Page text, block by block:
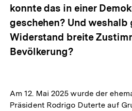
konnte das in einer
geschehen? Und
Widerstand breite
Bevölkerung?
Am 12. Mai 2025 wurde der
Präsident Rodrigo Duterte auf